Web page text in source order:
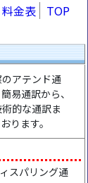
料金表 TOP
アテンド通
易通訳から、
的な通訳ま
ります。
スパリング通